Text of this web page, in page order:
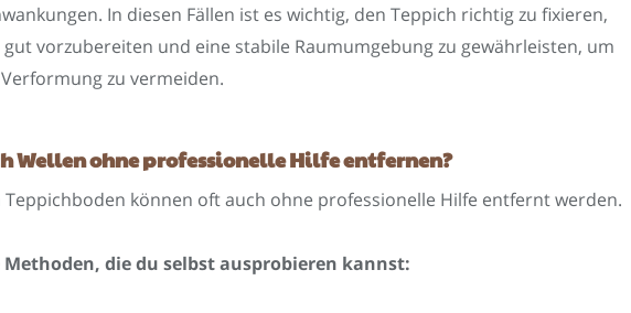
In diesen Fällen ist es wichtig, den Teppich richtig zu fixieren,
vorzubereiten und eine stabile Raumumgebung zu gewährleisten, um
zu vermeiden.
Wellen ohne professionelle Hilfe entfernen?
Teppichboden können oft auch ohne professionelle Hilfe entfernt werden.
Methoden, die du selbst ausprobieren kannst: